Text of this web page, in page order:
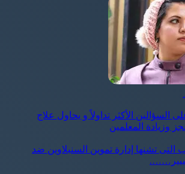
الأكثر تداولاً و يحاول علاج
وزيادة المعلمين
التى تشنها إدارة تموين السنبلاوين ضد